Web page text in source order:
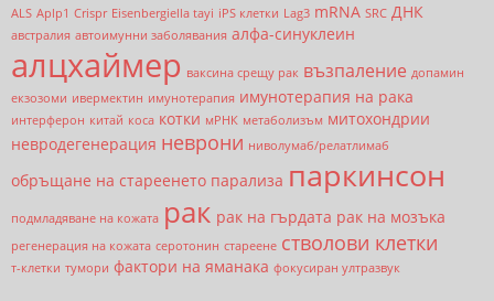
ALS Aplp1 Crispr Eisenbergiella tayi iPS клетки Lag3 mRNA SRC ДНК
австралия автоимунни заболявания алфа-синуклеин
алцхаймер ваксина срещу рак възпаление допамин
екзозоми ивермектин имунотерапия имунотерапия на рака
интерферон китай коса котки мРНК метаболизъм митохондрии
невродегенерация неврони ниволумаб/релатлимаб
обръщане на стареенето парализа паркинсон
подмладяване на кожата рак рак на гърдата рак на мозъка
регенерация на кожата серотонин стареене стволови клетки
т-клетки тумори фактори на яманака фокусиран ултразвук